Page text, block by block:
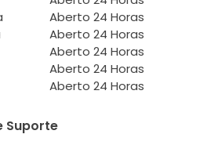
Aberto 24 Horas
Aberto 24 Horas
Aberto 24 Horas
Aberto 24 Horas
Aberto 24 Horas
Suporte